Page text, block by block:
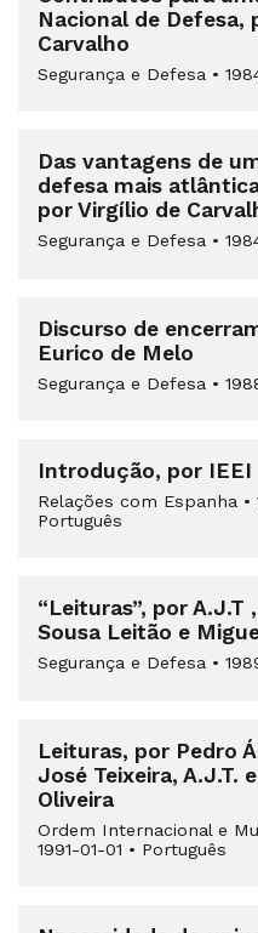
Nacional de Defesa,
Carvalho
Segurança e Defesa •
Das vantagens de
defesa mais
por Virgílio de
Segurança e Defesa •
Discurso de
Eurico de Melo
Segurança e Defesa •
Introdução, por IEEI
Relações com Espanha •
Português
“Leituras”, por A.J.T
Sousa Leitão e
Segurança e Defesa •
Leituras, por Pedro
José Teixeira, A.J.T.
Oliveira
Ordem Internacional e
1991-01-01 • Português